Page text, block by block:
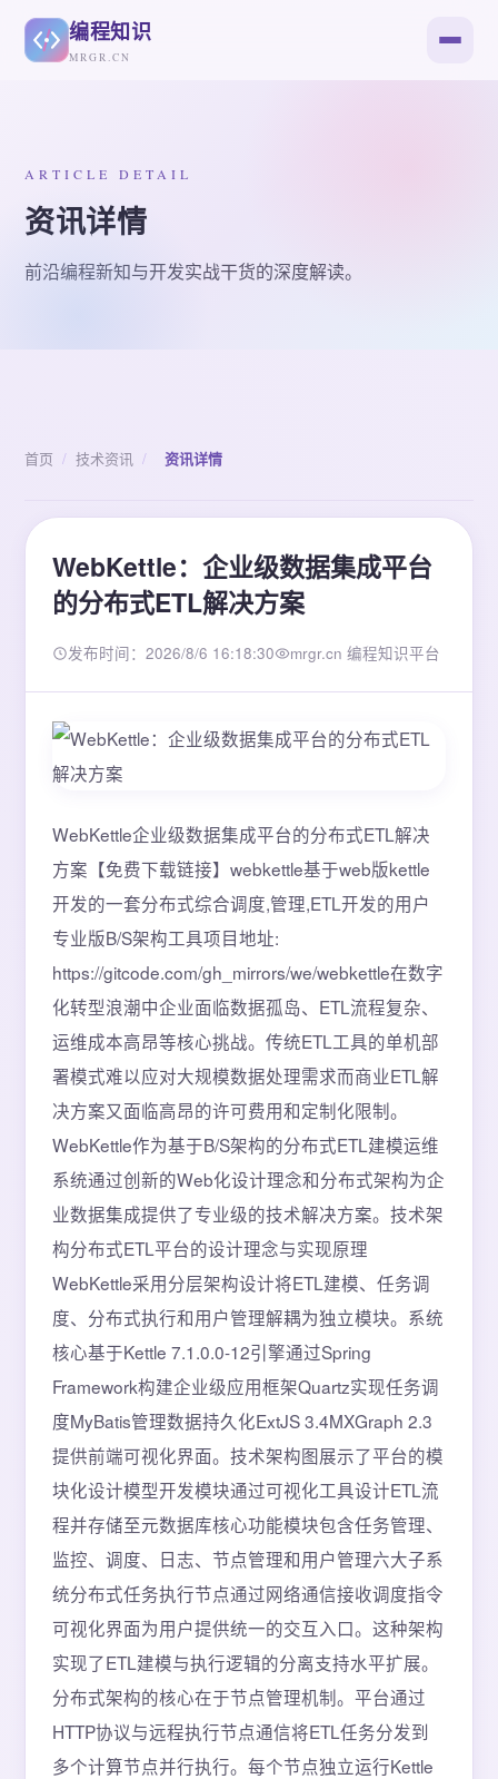
编程知识
MRGR.CN
ARTICLE DETAIL
资讯详情
前沿编程新知与开发实战干货的深度解读。
首页 / 技术资讯 / 资讯详情
WebKettle：企业级数据集成平台
的分布式ETL解决方案
发布时间：2026/8/6 16:18:30 mrgr.cn 编程知识平台
WebKettle企业级数据集成平台的分布式ETL解决
方案【免费下载链接】webkettle基于web版kettle
开发的一套分布式综合调度,管理,ETL开发的用户
专业版B/S架构工具项目地址:
https://gitcode.com/gh_mirrors/we/webkettle在数字
化转型浪潮中企业面临数据孤岛、ETL流程复杂、
运维成本高昂等核心挑战。传统ETL工具的单机部
署模式难以应对大规模数据处理需求而商业ETL解
决方案又面临高昂的许可费用和定制化限制。
WebKettle作为基于B/S架构的分布式ETL建模运维
系统通过创新的Web化设计理念和分布式架构为企
业数据集成提供了专业级的技术解决方案。技术架
构分布式ETL平台的设计理念与实现原理
WebKettle采用分层架构设计将ETL建模、任务调
度、分布式执行和用户管理解耦为独立模块。系统
核心基于Kettle 7.1.0.0-12引擎通过Spring
Framework构建企业级应用框架Quartz实现任务调
度MyBatis管理数据持久化ExtJS 3.4MXGraph 2.3
提供前端可视化界面。技术架构图展示了平台的模
块化设计模型开发模块通过可视化工具设计ETL流
程并存储至元数据库核心功能模块包含任务管理、
监控、调度、日志、节点管理和用户管理六大子系
统分布式任务执行节点通过网络通信接收调度指令
可视化界面为用户提供统一的交互入口。这种架构
实现了ETL建模与执行逻辑的分离支持水平扩展。
分布式架构的核心在于节点管理机制。平台通过
HTTP协议与远程执行节点通信将ETL任务分发到
多个计算节点并行执行。每个节点独立运行Kettle